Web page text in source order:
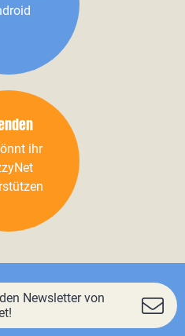
ihr
Newsletter von